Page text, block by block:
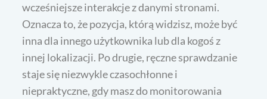
wcześniejsze interakcje z danymi stronami.
Oznacza to, że pozycja, którą widzisz, może być
inna dla innego użytkownika lub dla kogoś z
innej lokalizacji. Po drugie, ręczne sprawdzanie
staje się niezwykle czasochłonne i
niepraktyczne, gdy masz do monitorowania